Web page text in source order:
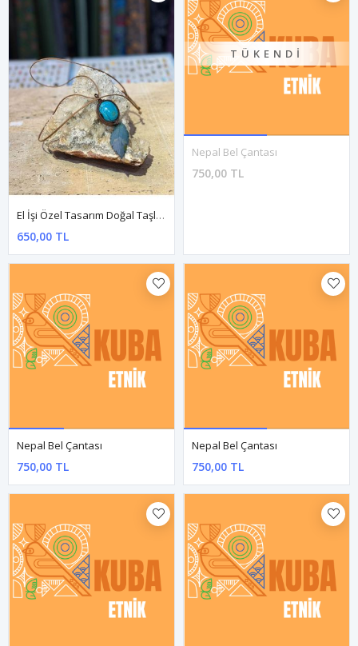
Dokuma Yeşil Önü Desenli Kol Çantası Dokuma Yeşil Önü Desenli Kol Çantası
750,00 TL
El İşi Özel Tasarım Doğal Taşlı Deri Kolye
650,00 TL
El İşi Özel Tasarım Doğal Taşlı Deri Kolye
650,00 TL
El İşi Özel Tasarım Doğal Taşlı Deri Kolye
TÜKENDI
Nepal Bel Çantası